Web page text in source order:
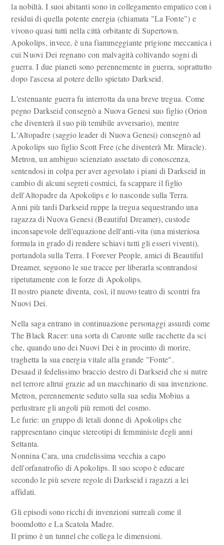
la nobiltà. I suoi abitanti sono in collegamento empatico con i
residui di quella potente energia (chiamata "La Fonte") e
vivono quasi tutti nella città orbitante di Supertown.
Apokolips, invece, è una fiammeggiante prigione meccanica i
cui Nuovi Dei regnano con malvagità coltivando sogni di
guerra. I due pianeti sono perennemente in guerra, soprattutto
dopo l'ascesa al potere dello spietato Darkseid.
L'estenuante guerra fu interrotta da una breve tregua. Come
pegno Darkseid consegnò a Nuova Genesi suo figlio (Orion
che diventerà il suo più temibile avversario), mentre
L'Altopadre (saggio leader di Nuova Genesi) consegnò ad
Apokolips suo figlio Scott Free (che diventerà Mr. Miracle).
Metron, un ambiguo scienziato assetato di conoscenza,
sentendosi in colpa per aver agevolato i piani di Darkseid in
cambio di alcuni segreti cosmici, fa scappare il figlio
dell'Altopadre da Apokolips e lo nasconde sulla Terra.
Anni più tardi Darkseid ruppe la tregua sequestrando una
ragazza di Nuova Genesi (Beautiful Dreamer), custode
inconsapevole dell'equazione dell'anti-vita (una misteriosa
formula in grado di rendere schiavi tutti gli esseri viventi),
portandola sulla Terra. I Forever People, amici di Beautiful
Dreamer, seguono le sue tracce per liberarla scontrandosi
ripetutamente con le forze di Apokolips.
Il nostro pianete diventa, così, il nuovo teatro di scontri fra
Nuovi Dei.
Nella saga entrano in continuazione personaggi assurdi come
The Black Racer: una sorta di Caronte sulle racchette da sci
che, quando uno dei Nuovi Dei è in procinto di morire,
traghetta la sua energia vitale alla grande "Fonte".
Desaad il fedelissimo braccio destro di Darkseid che si nutre
nel terrore altrui grazie ad un macchinario di sua invenzione.
Metron, perennemente seduto sulla sua sedia Mobius a
perlustrare gli angoli più remoti del cosmo.
Le furie: un gruppo di letali donne di Apokolips che
rappresentano cinque stereotipi di femministe degli anni
Settanta.
Nonnina Cara, una crudelissima vecchia a capo
dell'orfanatrofio di Apokolips. Il suo scopo è educare
secondo le più severe regole di Darkseid i ragazzi a lei
affidati.
Gli episodi sono ricchi di invenzioni surreali come il
boomdotto e La Scatola Madre.
Il primo è un tunnel che collega le dimensioni.